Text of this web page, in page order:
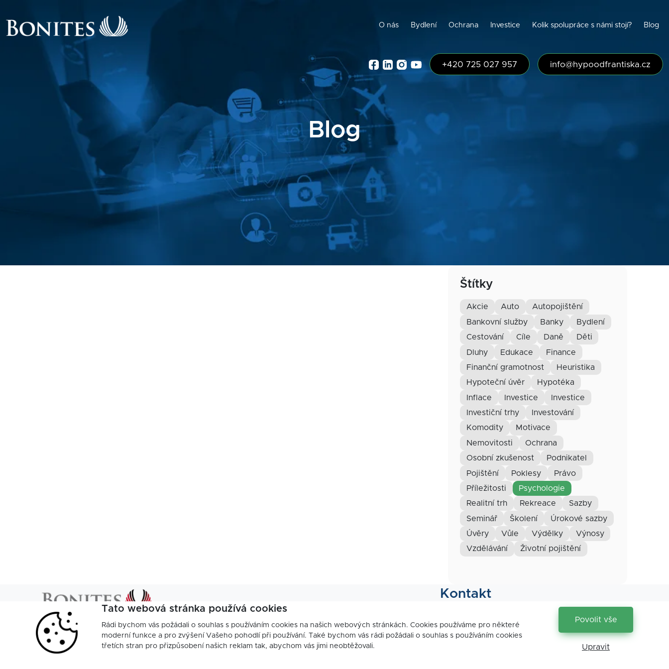
O nás Bydlení Ochrana Investice Kolik spolupráce s námi stojí? Blog
+420 725 027 957 info@hypoodfrantiska.cz
Blog
Štítky
akcie auto
autopojištění
bankovní služby
banky
bydlení
cestování
cíle daně
děti
dluhy
edukace
finance
finanční gramotnost
heuristika
hypoteční úvěr
hypotéka
inflace
investice
Investice
investiční trhy
investování
komodity
motivace
nemovitosti
ochrana
osobní zkušenost
podnikatel
pojištění
poklesy
právo
příležitosti
psychologie
realitní trh
rekreace
sazby
seminář
školení
úrokové sazby
úvěry
vůle výdělky
výnosy
vzdělávání
životní pojištění
Endevel
Kontakt
Tato webová stránka používá cookies
Rádi bychom vás požádali o souhlas s používáním cookies na našich webových stránkách. Cookies používáme pro některé
moderní funkce a pro zvýšení Vašeho pohodlí při používání. Také bychom vás rádi požádali o souhlas s používáním cookies
třetích stran pro přizpůsobení našich reklam tak, abychom vás jimi neobtěžovali.
Povolit vše
Upravit